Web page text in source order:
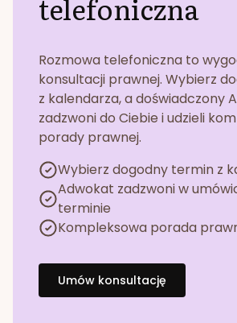
Rozmowa telefoniczna to
konsultacji prawnej. Wybierz
z kalendarza, a doświadczony
zadzwoni do Ciebie i udzieli
porady prawnej.
Wybierz dogodny termin z
Adwokat zadzwoni w
terminie
Kompleksowa porada
Umów konsultację